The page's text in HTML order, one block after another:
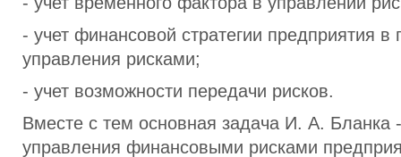
- учет финансовой стратегии предприятия в
управления рисками;
- учет возможности передачи рисков.
Вместе с тем основная задача И. А. Бланка
управления финансовыми рисками